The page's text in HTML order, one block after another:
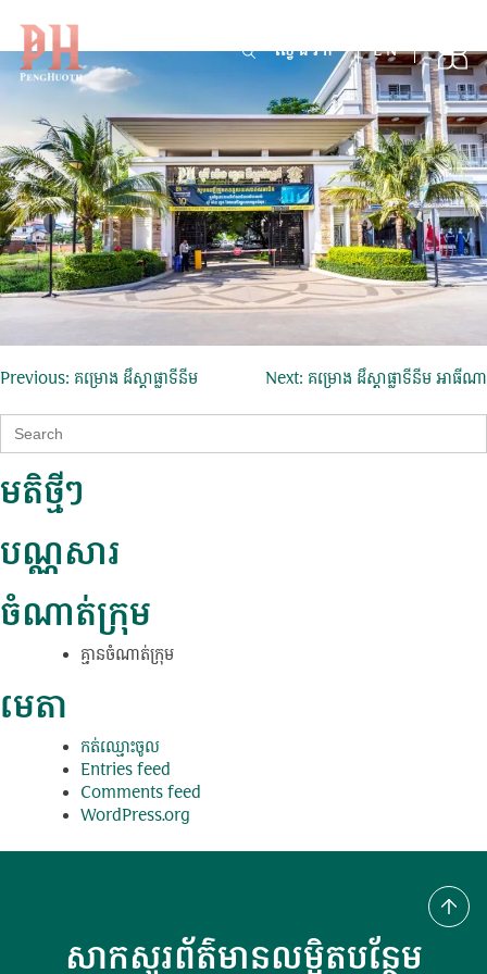
content
Search
for: EN
គម្រោង ដឹស្តា ឡៃត៍
ការ​
នាំទិស​
ប្រកាស
Previous: គម្រោង ដឹស្ដាផ្លាទីនីម Next: គម្រោង ដឹស្តាផ្លាទីនីម អាធីណា
Search
for:
មតិថ្មីៗ
បណ្ណសារ
ចំណាត់ក្រុម
គ្មាន​ចំណាត់​ក្រុម
មេតា
កត់​ឈ្មោះ​ចូល
Entries feed
Comments feed
WordPress.org
សាកសួរព័ត៌មានលម្អិតបន្ថែម